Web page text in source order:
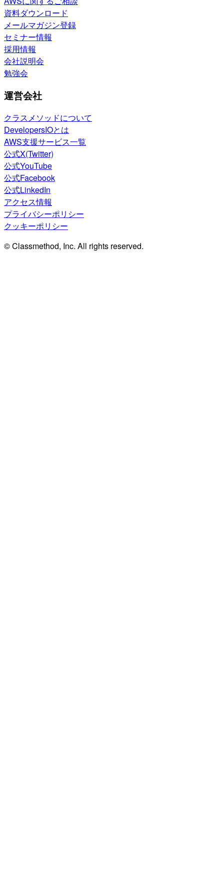
資料ダウンロード
メールマガジン登録
セミナー情報
採用情報
会社説明会
勉強会
運営会社
クラスメソッドについて
DevelopersIOとは
AWS支援サービス一覧
公式X(Twitter)
公式YouTube
公式Facebook
公式LinkedIn
アクセス情報
プライバシーポリシー
クッキーポリシー
© Classmethod, Inc. All rights reserved.